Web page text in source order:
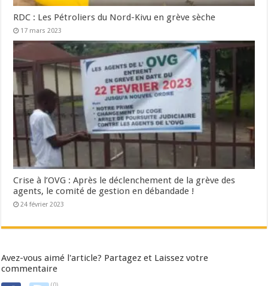
RDC : Les Pétroliers du Nord-Kivu en grève sèche
17 mars 2023
Crise à l’OVG : Après le déclenchement de la grève des
agents, le comité de gestion en débandade !
24 février 2023
Avez-vous aimé l'article? Partagez et Laissez votre
commentaire